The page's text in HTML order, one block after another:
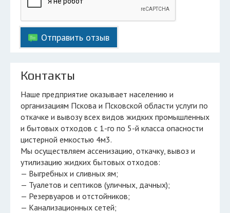
Отправить отзыв
Контакты
Наше предприятие оказывает населению и
организациям Пскова и Псковской области услуги по
откачке и вывозу всех видов жидких промышленных
и бытовых отходов с 1-го по 5-й класса опасности
цистерной емкостью 4м3.
Мы осуществляем ассенизацию, откачку, вывоз и
утилизацию жидких бытовых отходов:
— Выгребных и сливных ям;
— Туалетов и септиков (уличных, дачных);
— Резервуаров и отстойников;
— Канализационных сетей;